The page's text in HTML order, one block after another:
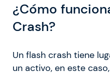
¿Cómo
Crash?
Un flash crash tiene
un activo, en este